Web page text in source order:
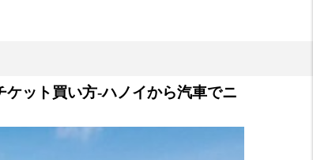
ット買い方‐ハノイから汽車でニ